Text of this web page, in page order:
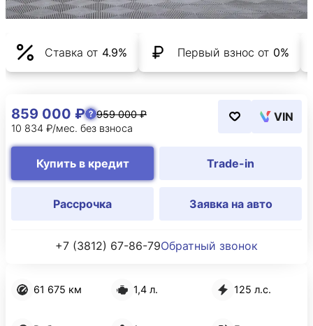
Ставка от 4.9% Первый взнос от 0%
61 675 км 1,4 л. 125 л.с.
859 000 ₽
959 000 ₽
10 834 ₽/мес. без взноса
VIN
Купить в кредит Trade-in
Рассрочка Заявка на авто
+7 (3812) 67-86-79Обратный звонок